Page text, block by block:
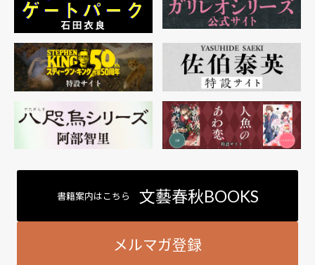
書籍案内はこちら 文藝春秋BOOKS
メルマガ登録